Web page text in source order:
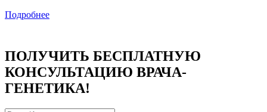
Подробнее
ПОЛУЧИТЬ БЕСПЛАТНУЮ
КОНСУЛЬТАЦИЮ ВРАЧА-
ГЕНЕТИКА!